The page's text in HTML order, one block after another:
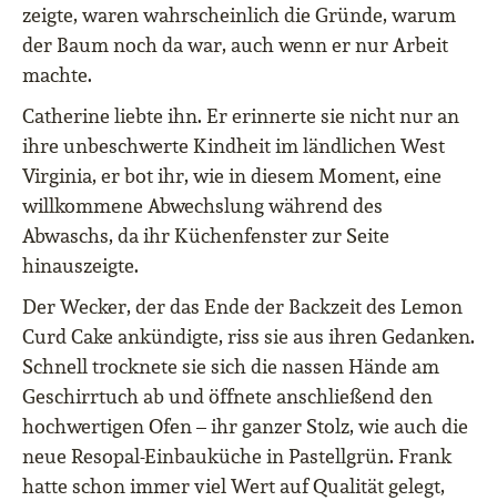
zeigte, waren wahrscheinlich die Gründe, warum
der Baum noch da war, auch wenn er nur Arbeit
machte.
Catherine liebte ihn. Er erinnerte sie nicht nur an
ihre unbeschwerte Kindheit im ländlichen West
Virginia, er bot ihr, wie in diesem Moment, eine
willkommene Abwechslung während des
Abwaschs, da ihr Küchenfenster zur Seite
hinauszeigte.
Der Wecker, der das Ende der Backzeit des Lemon
Curd Cake ankündigte, riss sie aus ihren Gedanken.
Schnell trocknete sie sich die nassen Hände am
Geschirrtuch ab und öffnete anschließend den
hochwertigen Ofen – ihr ganzer Stolz, wie auch die
neue Resopal-Einbauküche in Pastellgrün. Frank
hatte schon immer viel Wert auf Qualität gelegt,